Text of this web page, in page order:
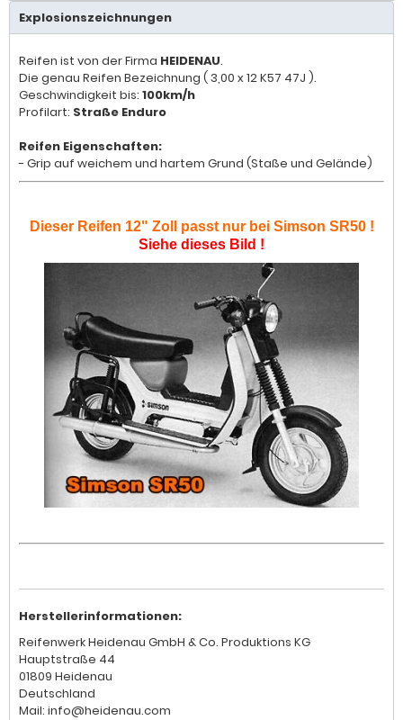
Explosionszeichnungen
Reifen ist von der Firma HEIDENAU.
Die genau Reifen Bezeichnung ( 3,00 x 12 K57 47J ).
Geschwindigkeit bis: 100km/h
Profilart: Straße Enduro
Reifen Eigenschaften:
- Grip auf weichem und hartem Grund (Staße und Gelände)
Dieser Reifen 12" Zoll passt nur bei Simson SR50 !
Siehe dieses Bild !
Herstellerinformationen:
Reifenwerk Heidenau GmbH & Co. Produktions KG
Hauptstraße 44
01809 Heidenau
Deutschland
Mail: info@heidenau.com